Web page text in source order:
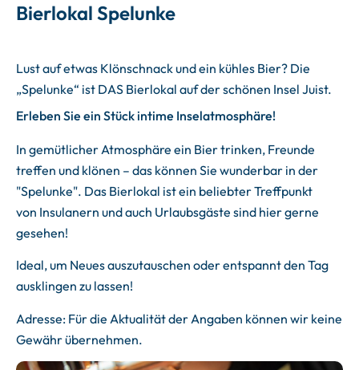
Bierlokal Spelunke
Lust auf etwas Klönschnack und ein kühles Bier? Die
„Spelunke“ ist DAS Bierlokal auf der schönen Insel Juist.
Erleben Sie ein Stück intime Inselatmosphäre!
In gemütlicher Atmosphäre ein Bier trinken, Freunde
treffen und klönen – das können Sie wunderbar in der
"Spelunke". Das Bierlokal ist ein beliebter Treffpunkt
von Insulanern und auch Urlaubsgäste sind hier gerne
gesehen!
Ideal, um Neues auszutauschen oder entspannt den Tag
ausklingen zu lassen!
Adresse: Für die Aktualität der Angaben können wir keine
Gewähr übernehmen.